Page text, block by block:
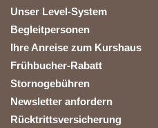
Unser Level-System
Begleitpersonen
Ihre Anreise zum Kurshaus
Frühbucher-Rabatt
Stornogebühren
Newsletter anfordern
Rücktrittsversicherung